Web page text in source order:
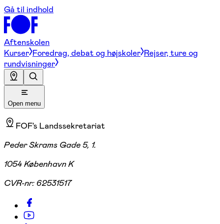
Gå til indhold
Aftenskolen
Kurser Foredrag, debat og højskoler Rejser, ture og
rundvisninger
Open menu
FOF's Landssekretariat
Peder Skrams Gade 5, 1.
1054 København K
CVR-nr: 62531517